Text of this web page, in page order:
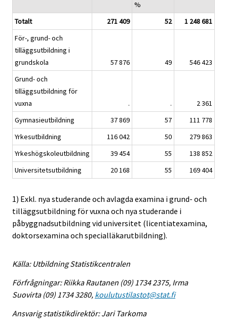
%
Totalt
271 409 52
1 248 681
För-, grund- och
tilläggsutbildning i
grundskola
57 876 49
546 423
Grund- och
tilläggsutbildning för
vuxna
. .
2 361
Gymnasieutbildning
37 869 57
111 778
Yrkesutbildning
116 042 50
279 863
Yrkeshögskoleutbildning
39 454 55
138 852
Universitetsutbildning
20 168 55 169 404
1) Exkl. nya studerande och avlagda examina i grund- och
tilläggsutbildning för vuxna och nya studerande i
påbyggnadsutbildning vid universitet (licentiatexamina,
doktorsexamina och specialläkarutbildning).
Källa: Utbildning Statistikcentralen
Förfrågningar: Riikka Rautanen (09) 1734 2375, Irma
Suovirta (09) 1734 3280, koulutustilastot@stat.fi
Ansvarig statistikdirektör: Jari Tarkoma